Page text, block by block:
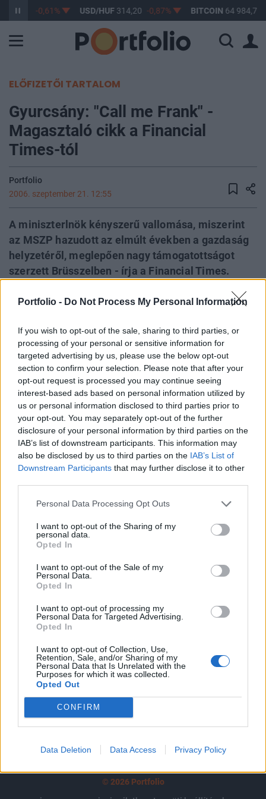
Portfolio - Do Not Process My Personal Information
If you wish to opt-out of the sale, sharing to third parties, or
processing of your personal or sensitive information for
targeted advertising by us, please use the below opt-out
section to confirm your selection. Please note that after your
opt-out request is processed you may continue seeing
interest-based ads based on personal information utilized by
us or personal information disclosed to third parties prior to
your opt-out. You may separately opt-out of the further
disclosure of your personal information by third parties on the
IAB’s list of downstream participants. This information may
also be disclosed by us to third parties on the IAB’s List of
Downstream Participants that may further disclose it to other
Personal Data Processing Opt Outs
I want to opt-out of the Sharing of my
personal data.
Opted In
I want to opt-out of the Sale of my
Personal Data.
Opted In
I want to opt-out of processing my
Personal Data for Targeted Advertising.
Opted In
I want to opt-out of Collection, Use,
Retention, Sale, and/or Sharing of my
Personal Data that Is Unrelated with the
Purposes for which it was collected.
Opted Out
CONFIRM
Data Deletion Data Access Privacy Policy
363,17 -0,61% USD/HUF314,20 -0,87% BITCOIN 64 984,73
ELŐFIZETŐI TARTALOM
Gyurcsány: "Call me Frank" -
Magasztaló cikk a Financial
Times-tól
Portfolio
2006. szeptember 21. 12:55
A miniszterlnök kényszerű vallomása, miszerint
az MSZP hazudott az elmúlt években a gazdaság
helyzetéről, meglepően nagy támogatottságot
szerzett Brüsszelben - írja a Financial Times.
beszédével kapcsolatban a cikk szerzője nem
kijelentése akár az Európai Unió mottója is
lehetne.
"Ez volt az egyik legérdekesebb, legszenvedélyesebb és
legőszintébb politikai szöveg, amit valaha olvastam - még
akkor is, ha előadója történetesen egy hazugsággyáros" -
írja George Parker, a népszerű brit gazdasági napilap
riportere. Mindezek ellenére a cikk szerzője úgy véli, most
nem Gyurcsány szavain kéne legyen a hangsúly, hanem a
tettein. Parker cikke bővebben az alábbi...
KEDVES OLVASÓNK!
tartozik, melynek olvasása előfizetéses
regisztrációhoz kötött.
Az előfizetés a következőket tartalmazza:
Portfolio.hu teljes cikkarchívum
kötéslistái
Előfizetés
MÁR ELŐFIZETŐNK VAGY?
© 2026 Portfolio